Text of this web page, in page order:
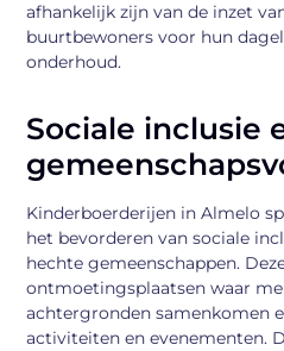
afhankelijk zijn van de inzet
buurtbewoners voor hun
onderhoud.
Sociale inclusie
Kinderboerderijen in Almelo
het bevorderen van sociale
hechte gemeenschappen.
ontmoetingsplaatsen waar
achtergronden samenkomen
activiteiten en evenementen.